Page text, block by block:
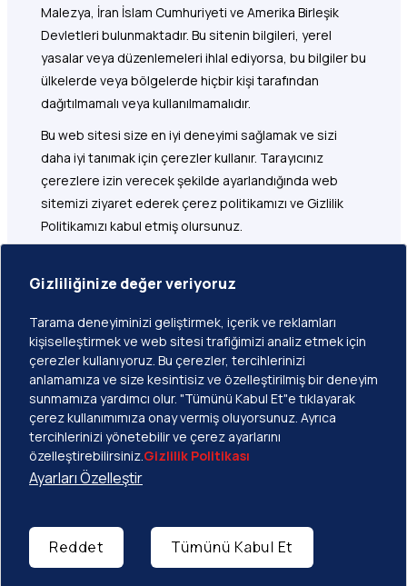
Malezya, İran İslam Cumhuriyeti ve Amerika Birleşik
Devletleri bulunmaktadır. Bu sitenin bilgileri, yerel
yasalar veya düzenlemeleri ihlal ediyorsa, bu bilgiler bu
ülkelerde veya bölgelerde hiçbir kişi tarafından
dağıtılmamalı veya kullanılmamalıdır.
Bu web sitesi size en iyi deneyimi sağlamak ve sizi
daha iyi tanımak için çerezler kullanır. Tarayıcınız
çerezlere izin verecek şekilde ayarlandığında web
sitemizi ziyaret ederek çerez politikamızı ve Gizlilik
Politikamızı kabul etmiş olursunuz.
Atanmış Bağımsız Temsilci ve/veya Distribütör
Kayıtlı Adres: 1276 Kumul Highway, Govant Building, 1.
Kat, Port Vila, Vanuatu
CWG Markets Ltd, bu web sitesiyle ilgili pazarlama,
dağıtım ve müşteri destek hizmetlerinden sorumludur.
Telif Hakkı © 2026 CWG Markets Tüm Hakları Saklıdır
Hizmet Şartları Gizlilik Politikası
Gizliliğinize değer veriyoruz
Tarama deneyiminizi geliştirmek, içerik ve reklamları
kişiselleştirmek ve web sitesi trafiğimizi analiz etmek için
çerezler kullanıyoruz. Bu çerezler, tercihlerinizi
anlamamıza ve size kesintisiz ve özelleştirilmiş bir deneyim
sunmamıza yardımcı olur. "Tümünü Kabul Et"e tıklayarak
çerez kullanımımıza onay vermiş oluyorsunuz. Ayrıca
tercihlerinizi yönetebilir ve çerez ayarlarını
özelleştirebilirsiniz.Gizlilik Politikası
Ayarları Özelleştir
Reddet Tümünü Kabul Et